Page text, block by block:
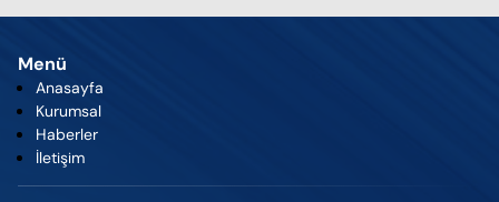
Menü
Anasayfa
Kurumsal
Haberler
İletişim